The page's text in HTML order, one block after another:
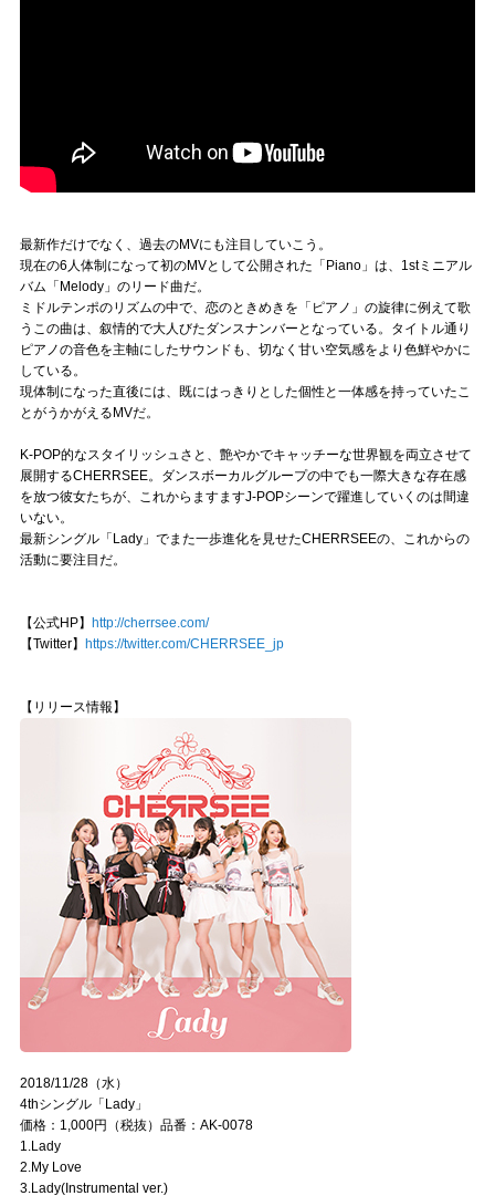
最新作だけでなく、過去のMVにも注目していこう。
現在の6人体制になって初のMVとして公開された「Piano」は、1stミニアル
バム「Melody」のリード曲だ。
ミドルテンポのリズムの中で、恋のときめきを「ピアノ」の旋律に例えて歌
うこの曲は、叙情的で大人びたダンスナンバーとなっている。タイトル通り
ピアノの音色を主軸にしたサウンドも、切なく甘い空気感をより色鮮やかに
している。
現体制になった直後には、既にはっきりとした個性と一体感を持っていたこ
とがうかがえるMVだ。
K-POP的なスタイリッシュさと、艶やかでキャッチーな世界観を両立させて
展開するCHERRSEE。ダンスボーカルグループの中でも一際大きな存在感
を放つ彼女たちが、これからますますJ-POPシーンで躍進していくのは間違
いない。
最新シングル「Lady」でまた一歩進化を見せたCHERRSEEの、これからの
活動に要注目だ。
【公式HP】 http://cherrsee.com/
【Twitter】 https://twitter.com/CHERRSEE_jp
【リリース情報】
2018/11/28（水）
4thシングル「Lady」
価格：1,000円（税抜）品番：AK-0078
1.Lady
2.My Love
3.Lady(Instrumental ver.)